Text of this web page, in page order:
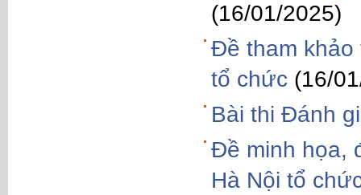
(16/01/2025)
Đề tham khảo
tổ chức (16/
Bài thi Đánh
Đề minh họa,
Hà Nội tổ